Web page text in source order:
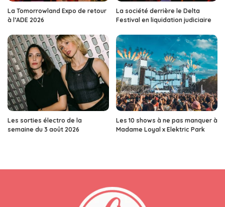
La Tomorrowland Expo de retour
à l’ADE 2026
La société derrière le Delta
Festival en liquidation judiciaire
Les sorties électro de la
semaine du 3 août 2026
Les 10 shows à ne pas manquer à
Madame Loyal x Elektric Park